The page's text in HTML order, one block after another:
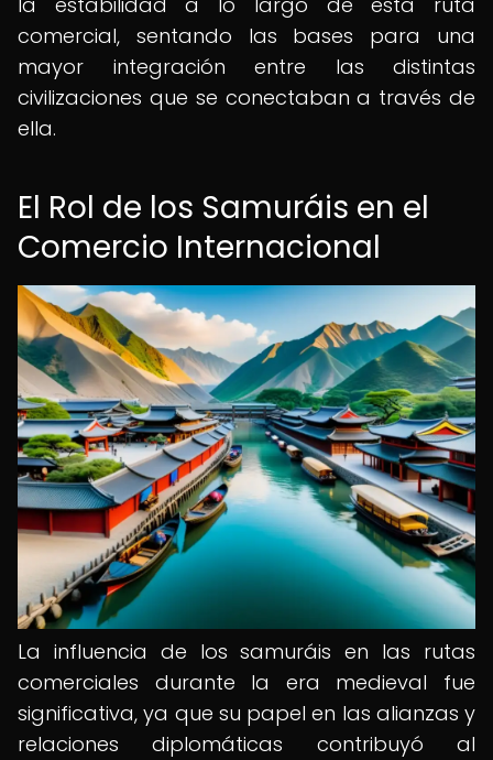
comercial, sentando las bases para una
mayor integración entre las distintas
civilizaciones que se conectaban a través de
ella.
El Rol de los Samuráis en el
Comercio Internacional
La influencia de los samuráis en las rutas
comerciales durante la era medieval fue
significativa, ya que su papel en las alianzas y
relaciones diplomáticas contribuyó al